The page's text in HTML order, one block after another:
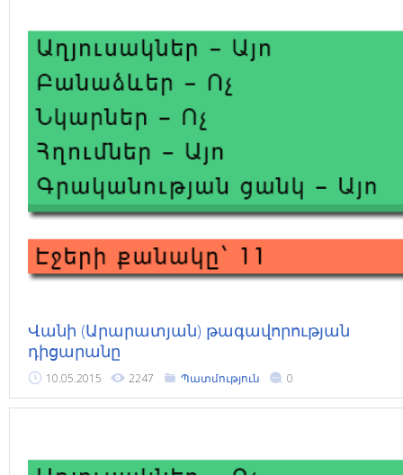
Վանի (Արարատյան) թագավորության
դիցարանը
10.05.2015 2247 Պատմություն 0